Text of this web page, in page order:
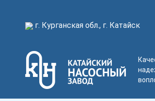
г. Курганская обл., г. Катайск